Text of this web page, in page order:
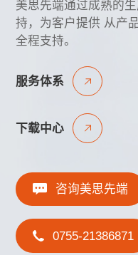
美思先端通过成熟的
持，为客户提供 从产
全程支持。
服务体系
下载中心
咨询美思先端
0755-21386871